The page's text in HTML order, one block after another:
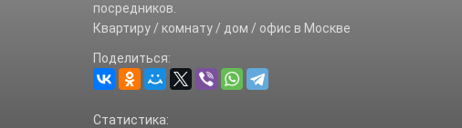
посредников.
Квартиру / комнату / дом / офис в Москве
Поделиться:
Статистика: